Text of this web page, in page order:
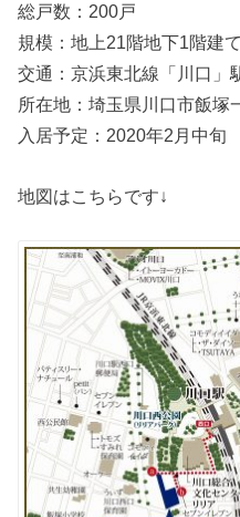
総戸数：200戸
規模：地上21階地下1階建て
交通：京浜東北線「川口」
所在地：埼玉県川口市飯塚
入居予定：2020年2月中旬
地図はこちらです↓